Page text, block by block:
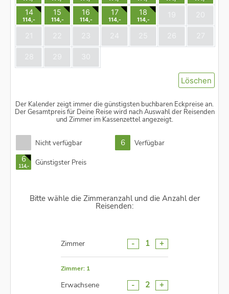
14
114,-
15
114,-
16
114,-
17
114,-
18
114,-
Löschen
Der Kalender zeigt immer die günstigsten buchbaren Eckpreise an.
Der Gesamtpreis für Deine Reise wird nach Auswahl der Reisenden
und Zimmer im Kassenzettel angezeigt.
Nicht verfügbar 6 Verfügbar
6
114,- Günstigster Preis
Bitte wähle die Zimmeranzahl und die Anzahl der
Reisenden:
Zimmer - 1 +
Zimmer: 1
Erwachsene - 2 +